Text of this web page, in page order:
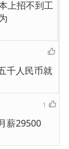
上招不到工
千人民币就
1
薪29500